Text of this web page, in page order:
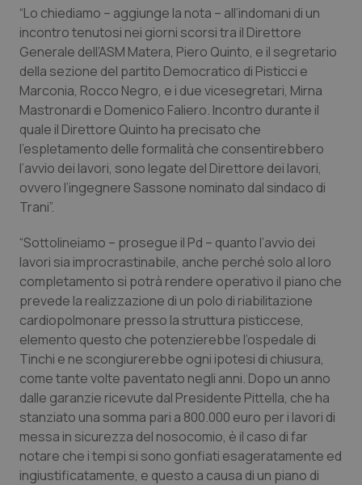
Provincia Autonoma di Bolzano
Provincia Autonoma di Trento
Puglia
Sardegna
Sicilia
Umbria
Valle D’Aosta
Veneto
Infezioni & Febbre
Ipertensione & Scompenso
Malattie rare
Malattia di Crohn & Rettocolite Ulcerosa
Neuroscienze & patologie neurodegenerative
Oftalmologia
Oncodermatologia
Oncoematologia
Oncologia & Nutrizione
Psoriasi & pelle
Quotidiano Cardiologia
“Lo chiediamo – aggiunge la nota – all’indomani di un
incontro tenutosi nei giorni scorsi tra il Direttore
Generale dell’ASM Matera, Piero Quinto, e il segretario
della sezione del partito Democratico di Pisticci e
Marconia, Rocco Negro, e i due vicesegretari, Mirna
Mastronardi e Domenico Faliero. Incontro durante il
quale il Direttore Quinto ha precisato che
l’espletamento delle formalità che consentirebbero
l’avvio dei lavori, sono legate del Direttore dei lavori,
ovvero l’ingegnere Sassone nominato dal sindaco di
Trani”.
“Sottolineiamo – prosegue il Pd – quanto l’avvio dei
lavori sia improcrastinabile, anche perché solo al loro
completamento si potrà rendere operativo il piano che
prevede la realizzazione di un polo di riabilitazione
cardiopolmonare presso la struttura pisticcese,
elemento questo che potenzierebbe l’ospedale di
Tinchi e ne scongiurerebbe ogni ipotesi di chiusura,
come tante volte paventato negli anni. Dopo un anno
dalle garanzie ricevute dal Presidente Pittella, che ha
stanziato una somma pari a 800.000 euro per i lavori di
messa in sicurezza del nosocomio, è il caso di far
notare che i tempi si sono gonfiati esageratamente ed
ingiustificatamente, e questo a causa di un piano di